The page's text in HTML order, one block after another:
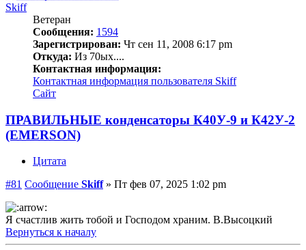
Skiff
Ветеран
Сообщения: 1594
Зарегистрирован: Чт сен 11, 2008 6:17 pm
Откуда: Из 70ых....
Контактная информация:
Контактная информация пользователя Skiff
Сайт
ПРАВИЛЬНЫЕ конденсаторы К40У-9 и К42У-2
(EMERSON)
Цитата
#81 Сообщение Skiff» Пт фев 07, 2025 1:02 pm
Я счастлив жить тобой и Господом храним. В.Высоцкий
Вернуться к началу